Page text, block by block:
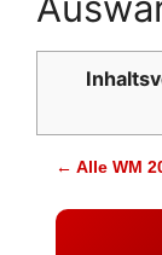
← Alle WM